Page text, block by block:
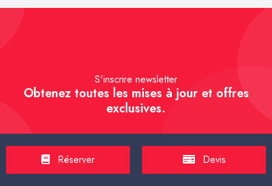
S'inscrire newsletter
Obtenez toutes les mises à jour et offres
exclusives.
S'inscrire
Réserver Devis